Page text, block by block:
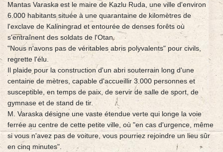
Mantas Varaska est le maire de Kazlu Ruda, une ville d'environ
6.000 habitants située à une quarantaine de kilomètres de
l'exclave de Kaliningrad et entourée de denses forêts où
s'entraînent des soldats de l'Otan.
"Nous n'avons pas de véritables abris polyvalents" pour civils,
regrette l'élu.
Il plaide pour la construction d'un abri souterrain long d'une
centaine de mètres, capable d'accueillir 3.000 personnes et
susceptible, en temps de paix, de servir de salle de sport, de
gymnase et de stand de tir.
M. Varaska désigne une vaste étendue verte qui longe la voie
ferrée au centre de cette petite ville, où "en cas d'urgence, même
si vous n'avez pas de voiture, vous pourriez rejoindre un lieu sûr
en cinq minutes".